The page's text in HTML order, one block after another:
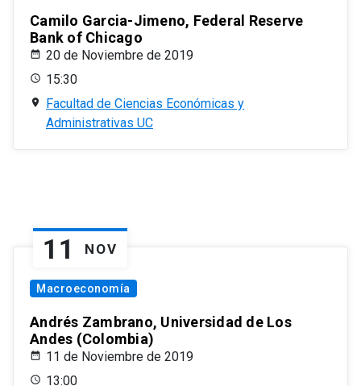
Camilo Garcia-Jimeno, Federal Reserve
Bank of Chicago
20 de Noviembre de 2019
15:30
Facultad de Ciencias Económicas y
Administrativas UC
11 NOV
Macroeconomía
Andrés Zambrano, Universidad de Los
Andes (Colombia)
11 de Noviembre de 2019
13:00